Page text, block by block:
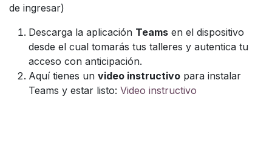
de ingresar)
Descarga la aplicación Teams en el dispositivo
desde el cual tomarás tus talleres y autentica tu
acceso con anticipación.
Aquí tienes un video instructivo para instalar
Teams y estar listo: Video instructivo